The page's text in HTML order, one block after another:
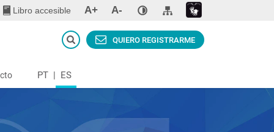
Libro accesible A+ A-
PT | ES
QUIERO REGISTRARME